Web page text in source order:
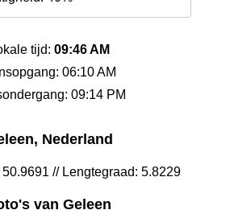
tijd: 09:46 AM
06:10 AM
09:14 PM
Nederland
// Lengtegraad: 5.8229
van Geleen